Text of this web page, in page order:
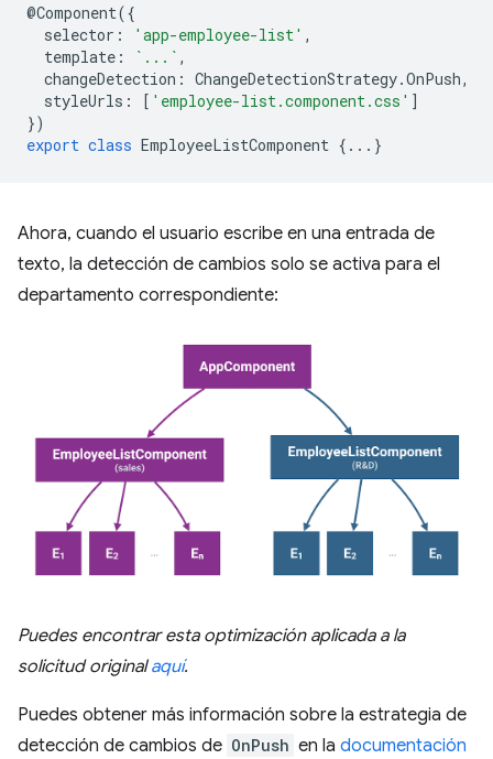
@Component({
selector : 'app-employee-list' ,
template : `...` ,
changeDetection : ChangeDetectionStrategy.OnPush,
styleUrls : [ 'employee-list.component.css' ]
})
export class EmployeeListComponent {...}
Ahora, cuando el usuario escribe en una entrada de
texto, la detección de cambios solo se activa para el
departamento correspondiente:
Puedes encontrar esta optimización aplicada a la
solicitud originalaquí.
Puedes obtener más información sobre la estrategia de
detección de cambios de OnPush en la documentación